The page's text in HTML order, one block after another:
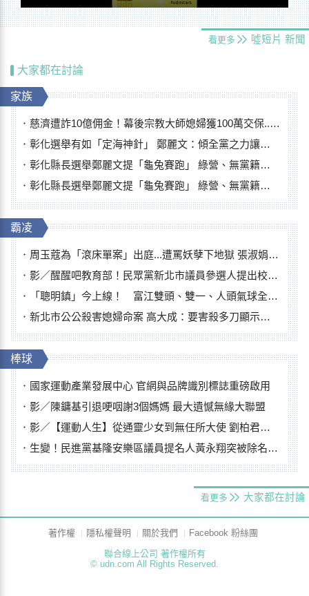
看更多 噓短片 新聞
大家都在討論
家族
慈濟遭詐10億佣金！幕後宗教大師媳婦獲100萬交保...快步奔離不發一語
彰化選舉有如「定海神針」 鄭麗文：傾全黨之力讓彰化贏
彰化縣長選舉鄭麗文提「龜兔賽跑」 綠營、無黨籍忙否認是烏龜
彰化縣長選舉鄭麗文提「龜兔賽跑」 綠營、無黨籍忙否認是烏龜
霸凌
周玉蔻為「滾床單案」出庭...遭罵妖孽下地獄 張淑娟批：舌頭殺人有罪
影／醒醒吧教育部！民眾黨新北市議員參選人提出校園反毒防線升級政見
「聰明鎮」今上線！ 富江雙頭、雙一、人頭氣球全登場
新北市公公殺害媳婦命案 高大成：要害殺多刀顯示怨恨深
棒球
國家運動產業發展中心 官網與品牌識別標誌重磅啟用
影／陳鏞基引退哽咽謝3個媽媽 最大遺憾無緣大聯盟
影／【運動人生】從通靈少女到無任所大使 劉柏君女裁判人生國際發光
生變！民進黨基隆安樂區議員提名人黃永翔突被除名 將另提他人
看更多 大家都在討論
著作權 隱私權聲明 關於我們
Facebook 粉絲團
聯合線上公司 著作權所有
© udn.com All Rights Reserved.